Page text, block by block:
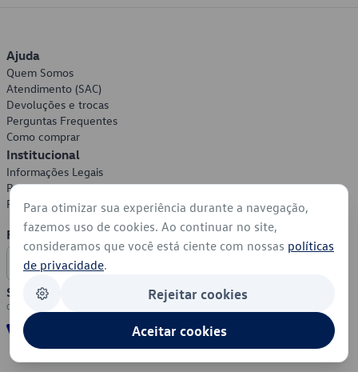
Ajuda
Quem Somos
Atendimento (SAC)
Devoluções e trocas
Perguntas Frequentes
Como comprar
Institucional
Informações Legais
Política de Privacidade
Política de Cookies
Formas de Pagamento
Segurança
Para otimizar sua experiência durante a navegação,
fazemos uso de cookies. Ao continuar no site,
consideramos que você está ciente com nossas políticas
de privacidade.
Rejeitar cookies
Aceitar cookies